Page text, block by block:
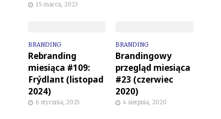
15 marca, 2023
BRANDING
Rebranding
miesiąca #109:
Frýdlant (listopad
2024)
6 stycznia, 2025
BRANDING
Brandingowy
przegląd miesiąca
#23 (czerwiec
2020)
4 sierpnia, 2020